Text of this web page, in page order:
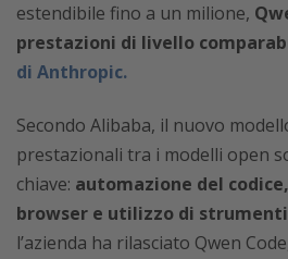
estendibile fino a un milione,
prestazioni di livello
di Anthropic.
Secondo Alibaba, il nuovo
prestazionali tra i modelli open
chiave: automazione del
browser e utilizzo di
l’azienda ha rilasciato Qwen